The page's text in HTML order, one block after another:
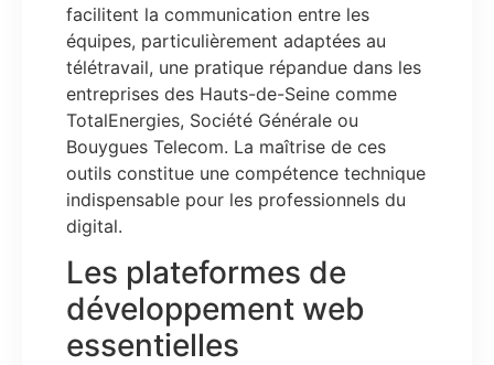
facilitent la communication entre les
équipes, particulièrement adaptées au
télétravail, une pratique répandue dans les
entreprises des Hauts-de-Seine comme
TotalEnergies, Société Générale ou
Bouygues Telecom. La maîtrise de ces
outils constitue une compétence technique
indispensable pour les professionnels du
digital.
Les plateformes de
développement web
essentielles